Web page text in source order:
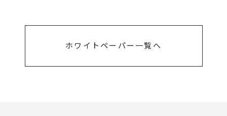
ホワイトペーパー一覧へ